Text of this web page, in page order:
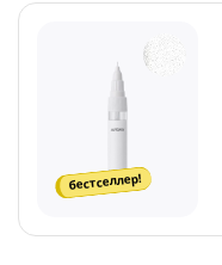
бестселлер!